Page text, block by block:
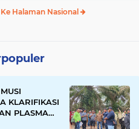
Ke Halaman Nasional
KLARIFIKASI
PLASMA